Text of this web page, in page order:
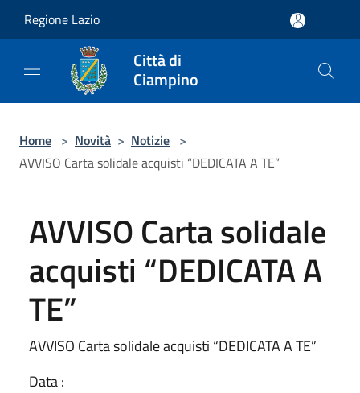
Regione Lazio
Città di
Ciampino
Home > Novità > Notizie >
AVVISO Carta solidale acquisti “DEDICATA A TE”
AVVISO Carta solidale
acquisti “DEDICATA A
TE”
AVVISO Carta solidale acquisti “DEDICATA A TE”
Data :